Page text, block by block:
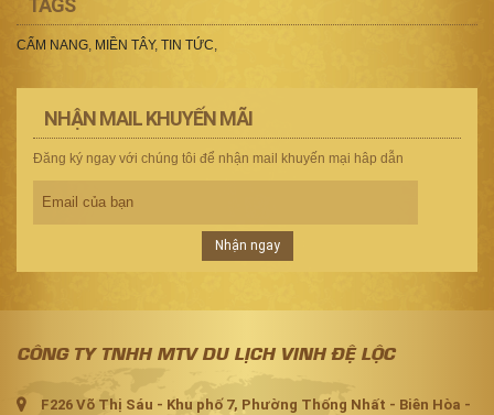
TAGS
CẨM NANG, MIỀN TÂY, TIN TỨC,
NHẬN MAIL KHUYẾN MÃI
Đăng ký ngay với chúng tôi để nhận mail khuyến mại hâp dẫn
Nhận ngay
CÔNG TY TNHH MTV DU LỊCH VINH ĐỆ LỘC
F226 Võ Thị Sáu - Khu phố 7, Phường Thống Nhất - Biên Hòa -